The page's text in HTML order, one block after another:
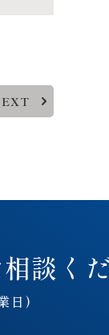
談くだ
日)